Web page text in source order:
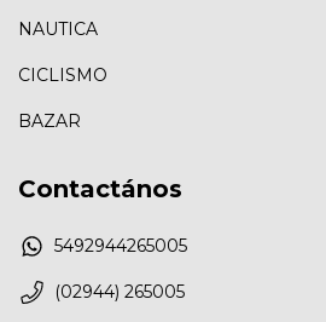
NAUTICA
CICLISMO
BAZAR
Contactános
5492944265005
(02944) 265005